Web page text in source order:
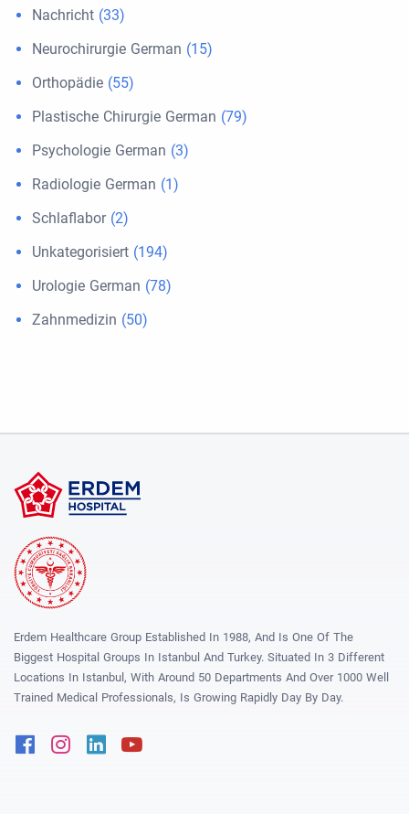
Nachricht (33)
Neurochirurgie German (15)
Orthopädie (55)
Plastische Chirurgie German (79)
Psychologie German (3)
Radiologie German (1)
Schlaflabor(2)
Unkategorisiert (194)
Urologie German (78)
Zahnmedizin (50)
Erdem Healthcare Group Established In 1988, And Is One Of The
Biggest Hospital Groups In Istanbul And Turkey. Situated In 3 Different
Locations In Istanbul, With Around 50 Departments And Over 1000 Well
Trained Medical Professionals, Is Growing Rapidly Day By Day.
FacebookInstagram
Linkedin